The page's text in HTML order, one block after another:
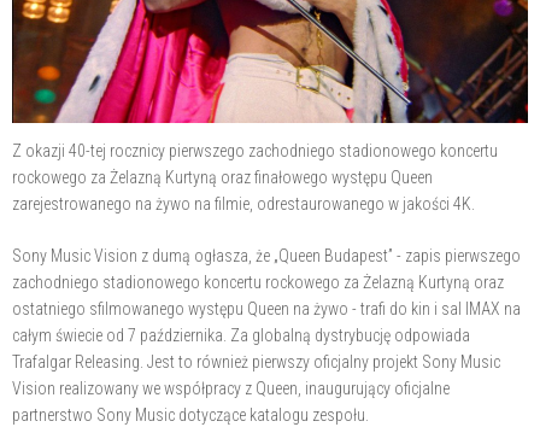
Z okazji 40-tej rocznicy pierwszego zachodniego stadionowego koncertu
rockowego za Żelazną Kurtyną oraz finałowego występu Queen
zarejestrowanego na żywo na filmie, odrestaurowanego w jakości 4K.
Sony Music Vision z dumą ogłasza, że „Queen Budapest” - zapis pierwszego
zachodniego stadionowego koncertu rockowego za Żelazną Kurtyną oraz
ostatniego sfilmowanego występu Queen na żywo - trafi do kin i sal IMAX na
całym świecie od 7 października. Za globalną dystrybucję odpowiada
Trafalgar Releasing. Jest to również pierwszy oficjalny projekt Sony Music
Vision realizowany we współpracy z Queen, inaugurujący oficjalne
partnerstwo Sony Music dotyczące katalogu zespołu.